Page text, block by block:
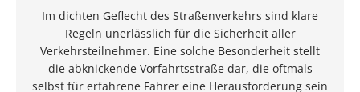
Im dichten Geflecht des Straßenverkehrs sind klare
Regeln unerlässlich für die Sicherheit aller
Verkehrsteilnehmer. Eine solche Besonderheit stellt
die abknickende Vorfahrtsstraße dar, die oftmals
selbst für erfahrene Fahrer eine Herausforderung sein